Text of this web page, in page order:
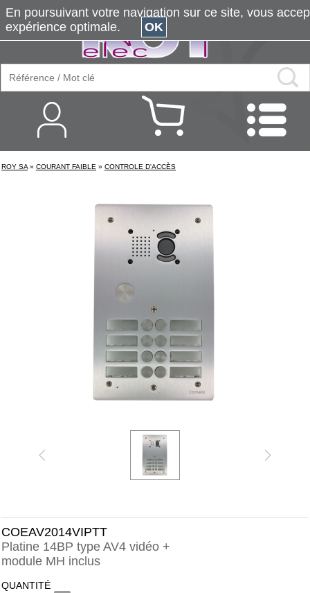
ROY SA » COURANT FAIBLE » CONTROLE D'ACCÈS
COEAV2014VIPTT
Platine 14BP type AV4 vidéo +
module MH inclus
QUANTITÉ
En poursuivant votre navigation sur ce site, vous
expérience optimale.
OK